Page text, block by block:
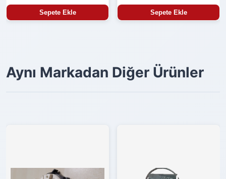
Sepete Ekle Sepete Ekle
Aynı Markadan Diğer Ürünler